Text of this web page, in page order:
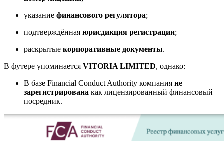
указание финансового регулятора;
подтверждённая юрисдикция регистрации;
раскрытые корпоративные документы.
В футере упоминается VITORIA LIMITED, однако:
В базе Financial Conduct Authority компания не
зарегистрирована как лицензированный финансовый
посредник.